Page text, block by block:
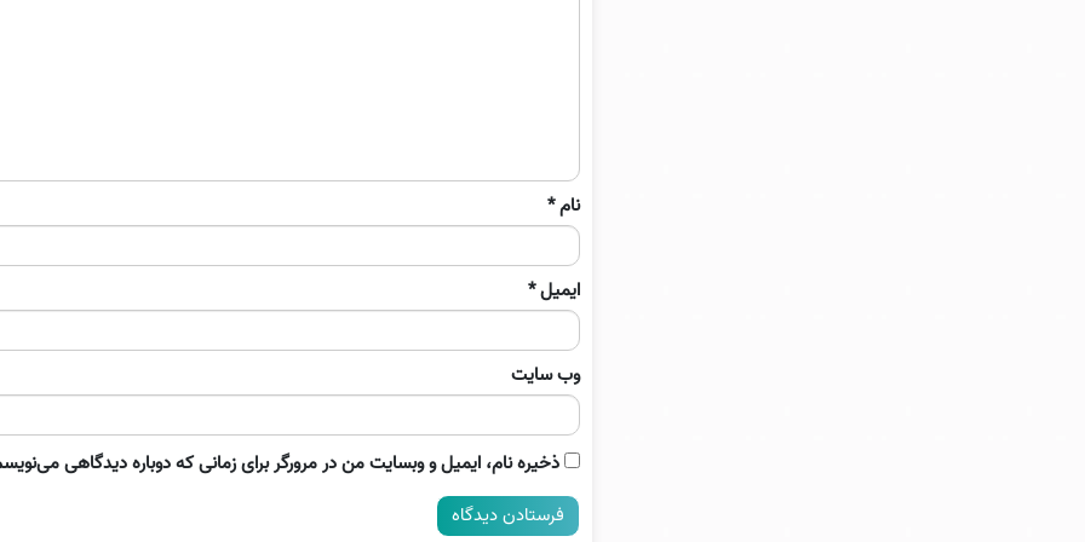
نام*
ایمیل*
وب‌ سایت
ذخیره نام، ایمیل و وبسایت من در مرورگر برای زمانی که دوباره دیدگاهی